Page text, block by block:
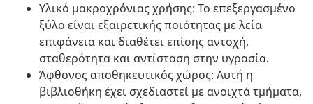
Υλικό μακροχρόνιας χρήσης: Το επεξεργασμένο
ξύλο είναι εξαιρετικής ποιότητας με λεία
επιφάνεια και διαθέτει επίσης αντοχή,
σταθερότητα και αντίσταση στην υγρασία.
Άφθονος αποθηκευτικός χώρος: Αυτή η
βιβλιοθήκη έχει σχεδιαστεί με ανοιχτά τμήματα,